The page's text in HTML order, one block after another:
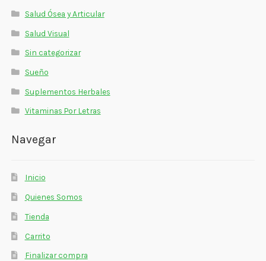
Salud Ósea y Articular
Salud Visual
Sin categorizar
Sueño
Suplementos Herbales
Vitaminas Por Letras
Navegar
Inicio
Quienes Somos
Tienda
Carrito
Finalizar compra